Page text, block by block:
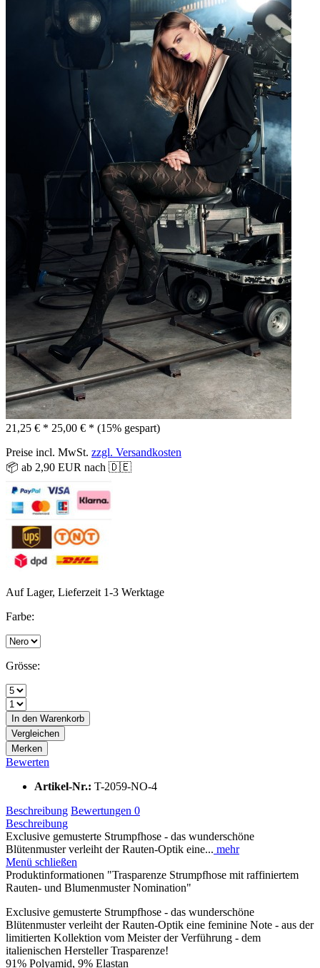
21,25 € * 25,00 € * (15% gespart)
Preise incl. MwSt. zzgl. Versandkosten
📦 ab 2,90 EUR nach 🇩🇪
Auf Lager, Lieferzeit 1-3 Werktage
Farbe:
Grösse:
In den Warenkorb
Vergleichen
Merken
Bewerten
Artikel-Nr.: T-2059-NO-4
Beschreibung Bewertungen 0
Beschreibung
Exclusive gemusterte Strumpfhose - das wunderschöne
Blütenmuster verleiht der Rauten-Optik eine... mehr
Menü schließen
Produktinformationen "Trasparenze Strumpfhose mit raffiniertem
Rauten- und Blumenmuster Nomination"
Exclusive gemusterte Strumpfhose - das wunderschöne
Blütenmuster verleiht der Rauten-Optik eine feminine Note - aus der
limitierten Kollektion vom Meister der Verführung - dem
italienischen Hersteller Trasparenze!
91% Polyamid, 9% Elastan